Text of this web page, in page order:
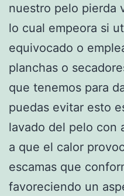
nuestro pelo pierda
lo cual empeora si
equivocado o
planchas o
que tenemos para
puedas evitar esto
lavado del pelo con
a que el calor
escamas que
favoreciendo un